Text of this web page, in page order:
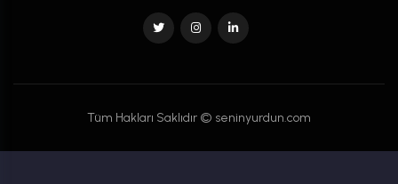
Tüm Hakları Saklıdır © seninyurdun.com